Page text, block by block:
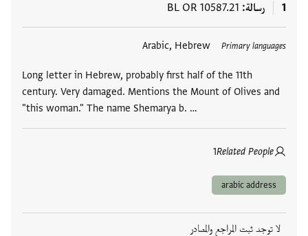
1 رسالة BL OR 10587.21
Primary languages
Arabic, Hebrew
Long letter in Hebrew, probably first half of the 11th
century. Very damaged. Mentions the Mount of Olives and
"this woman." The name Shemarya b. …
Related People
1
العلامات
arabic address
لا توجد ثبت المراجع والمصادر